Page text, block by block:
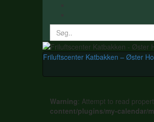
Search
for:
Friluftscenter Katbakken – Øster
Warning: Attempt to read
content/plugins/my-calendar/